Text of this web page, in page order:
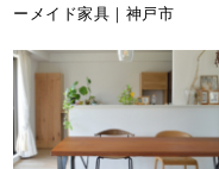
ーメイド家具｜神戸市